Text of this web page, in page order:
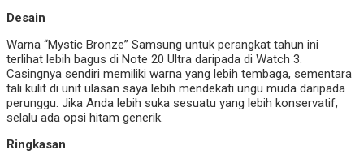
Desain
Warna “Mystic Bronze” Samsung untuk perangkat tahun ini
terlihat lebih bagus di Note 20 Ultra daripada di Watch 3.
Casingnya sendiri memiliki warna yang lebih tembaga, sementara
tali kulit di unit ulasan saya lebih mendekati ungu muda daripada
perunggu. Jika Anda lebih suka sesuatu yang lebih konservatif,
selalu ada opsi hitam generik.
Ringkasan